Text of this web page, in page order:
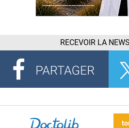
RECEVOIR LA